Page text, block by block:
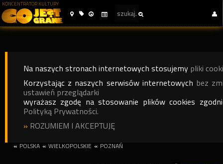
KONCENTRATOR KULTURY
Na naszych stronach internetowych stosujemy pliki
Korzystając z naszych serwisów internetowych bez
ustawień przeglądarki
wyrażasz zgodę na stosowanie plików cookies
Polityką Prywatności.
» ROZUMIEM I AKCEPTUJĘ
« POLSKA « WIELKOPOLSKIE « POZNAŃ